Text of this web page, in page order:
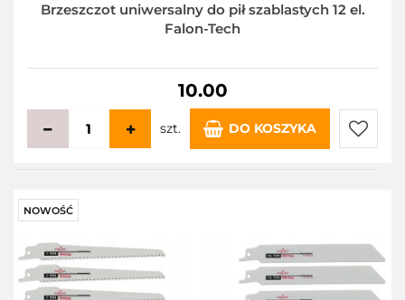
Brzeszczot uniwersalny do pił szablastych 12 el.
Falon-Tech
10.00
szt. DO KOSZYKA
Do
NOWOŚĆ